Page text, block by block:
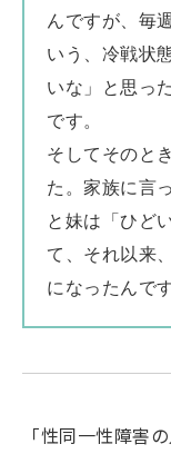
んですが、毎
いう、冷戦状
いな」と思っ
です。
そしてそのと
た。家族に言
と妹は「ひど
て、それ以来
になったんです
「性同一性障害